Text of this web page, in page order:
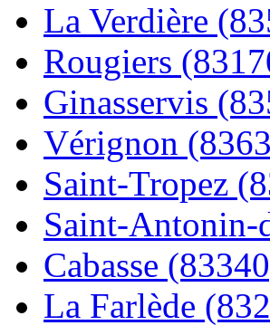
La Verdière
Rougiers
Ginasservis
Vérignon
Saint-Tropez
Saint-Antonin-
Cabasse
La Farlède